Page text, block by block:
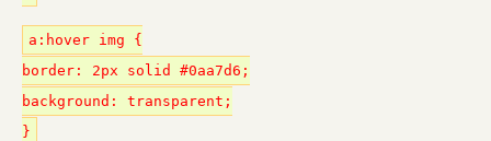
a:hover img {
border: 2px solid #0aa7d6;
background: transparent;
}